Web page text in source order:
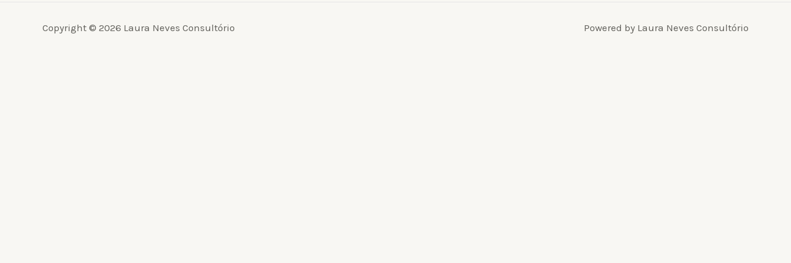
Copyright © 2026 Laura Neves Consultório Powered by Laura Neves Consultório